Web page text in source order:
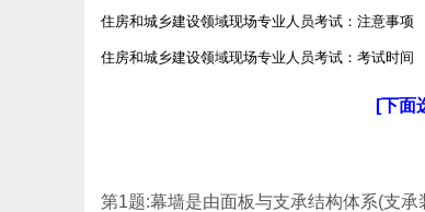
住房和城乡建设领域现场专业人员考试：注意事项
住房和城乡建设领域现场专业人员考试：考试时间
[下面
第1题:幕墙是由面板与支承结构体系(支